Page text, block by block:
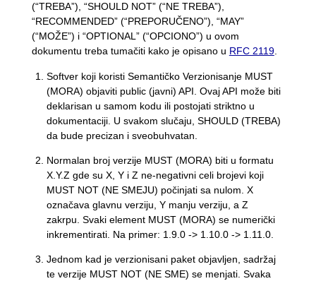
(“TREBA”), “SHOULD NOT” (“NE TREBA”),
“RECOMMENDED” (“PREPORUČENO”), “MAY”
(“MOŽE”) i “OPTIONAL” (“OPCIONO”) u ovom
dokumentu treba tumačiti kako je opisano u RFC 2119.
Softver koji koristi Semantičko Verzionisanje MUST
(MORA) objaviti public (javni) API. Ovaj API može biti
deklarisan u samom kodu ili postojati striktno u
dokumentaciji. U svakom slučaju, SHOULD (TREBA)
da bude precizan i sveobuhvatan.
Normalan broj verzije MUST (MORA) biti u formatu
X.Y.Z gde su X, Y i Z ne-negativni celi brojevi koji
MUST NOT (NE SMEJU) počinjati sa nulom. X
označava glavnu verziju, Y manju verziju, a Z
zakrpu. Svaki element MUST (MORA) se numerički
inkrementirati. Na primer: 1.9.0 -> 1.10.0 -> 1.11.0.
Jednom kad je verzionisani paket objavljen, sadržaj
te verzije MUST NOT (NE SME) se menjati. Svaka